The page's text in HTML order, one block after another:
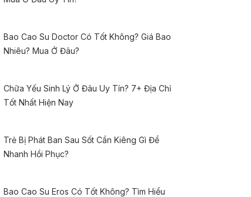
Bao Cao Su Doctor Có Tốt Không? Giá Bao
Nhiêu? Mua Ở Đâu?
Chữa Yếu Sinh Lý Ở Đâu Uy Tín? 7+ Địa Chỉ
Tốt Nhất Hiện Nay
Trẻ Bị Phát Ban Sau Sốt Cần Kiêng Gì Để
Nhanh Hồi Phục?
Bao Cao Su Eros Có Tốt Không? Tìm Hiểu